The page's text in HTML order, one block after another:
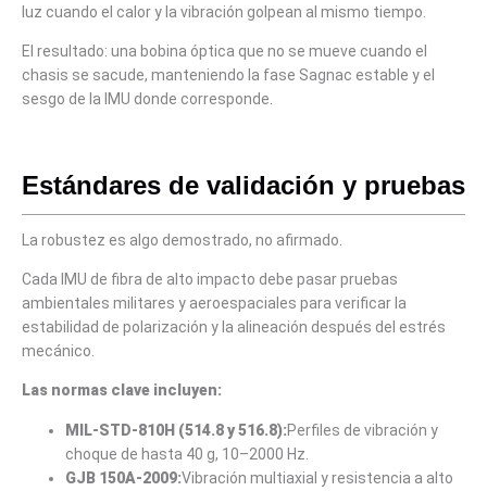
luz cuando el calor y la vibración golpean al mismo tiempo.
El resultado: una bobina óptica que no se mueve cuando el
chasis se sacude, manteniendo la fase Sagnac estable y el
sesgo de la IMU donde corresponde.
Estándares de validación y pruebas
La robustez es algo demostrado, no afirmado.
Cada IMU de fibra de alto impacto debe pasar pruebas
ambientales militares y aeroespaciales para verificar la
estabilidad de polarización y la alineación después del estrés
mecánico.
Las normas clave incluyen:
MIL-STD-810H (514.8 y 516.8):Perfiles de vibración y
choque de hasta 40 g, 10–2000 Hz.
GJB 150A-2009:Vibración multiaxial y resistencia a alto